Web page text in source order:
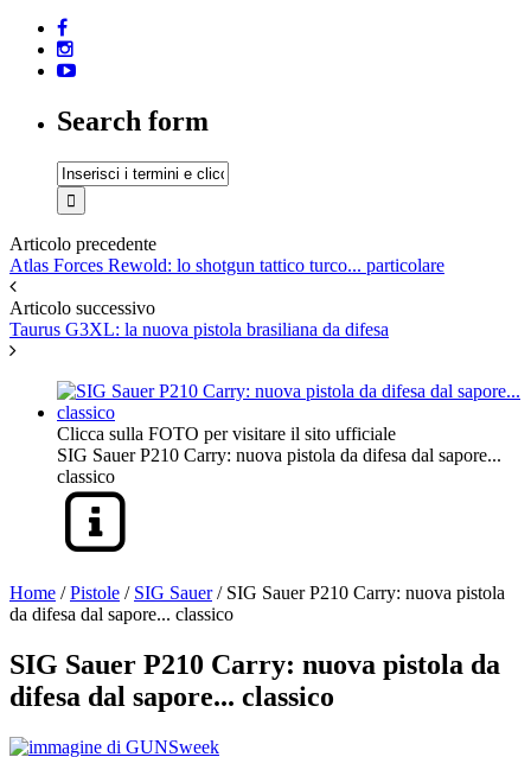
Search form
Articolo precedente
Atlas Forces Rewold: lo shotgun tattico turco... particolare
Articolo successivo
Taurus G3XL: la nuova pistola brasiliana da difesa
Clicca sulla FOTO per visitare il sito ufficiale
SIG Sauer P210 Carry: nuova pistola da difesa dal sapore...
classico
Home /Pistole / SIG Sauer / SIG Sauer P210 Carry: nuova pistola
da difesa dal sapore... classico
SIG Sauer P210 Carry: nuova pistola da
difesa dal sapore... classico